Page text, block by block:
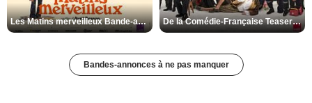
Les Matins merveilleux Bande-annonce VF De la Comédie-Française Teaser VF
Bandes-annonces à ne pas manquer